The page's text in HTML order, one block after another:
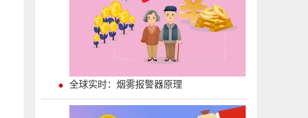
全球实时：烟雾报警器原理